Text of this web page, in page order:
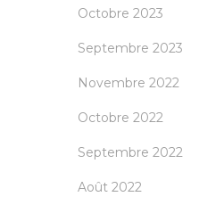
Octobre 2023
Septembre 2023
Novembre 2022
Octobre 2022
Septembre 2022
Août 2022